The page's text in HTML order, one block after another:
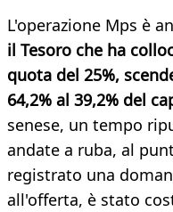
L'operazione Mps è
il Tesoro che ha
quota del 25%,
64,2% al 39,2% del
senese, un tempo
andate a ruba, al
registrato una
all'offerta, è stato